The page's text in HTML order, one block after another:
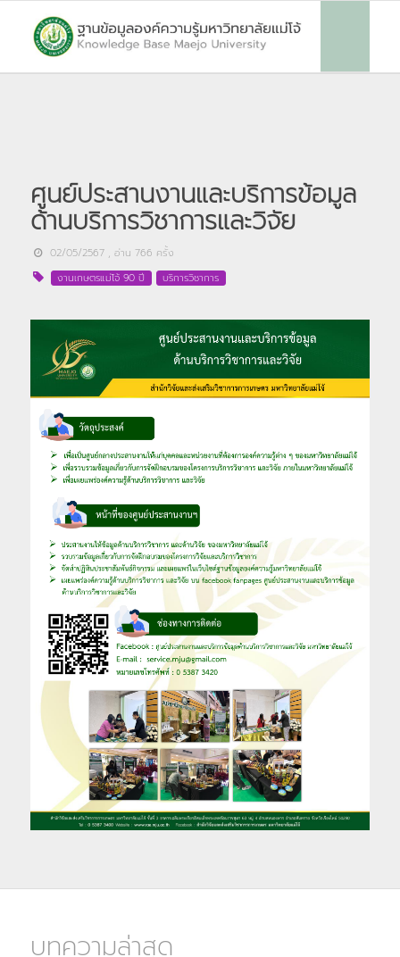
ศูนย์ประสานงานและบริการข้อมูล
ด้านบริการวิชาการและวิจัย
02/05/2567, อ่าน 766 ครั้ง
งานเกษตรแม่โจ้ 90 ปี
บริการวิชาการ
บทความล่าสุด